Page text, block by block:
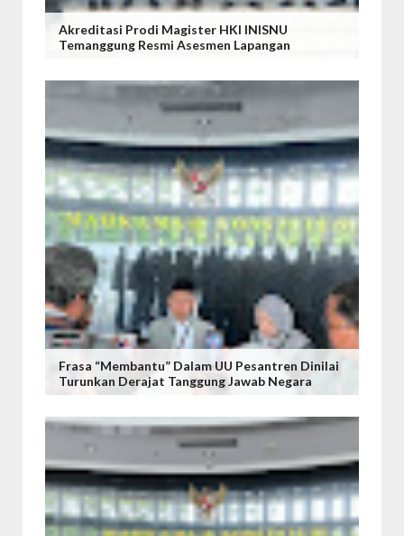
Akreditasi Prodi Magister HKI INISNU
Temanggung Resmi Asesmen Lapangan
Frasa “Membantu” Dalam UU Pesantren Dinilai
Turunkan Derajat Tanggung Jawab Negara